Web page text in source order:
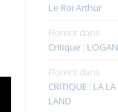
Le Roi Arthur
Florentdans
Critique : LOGAN
Florentdans
CRITIQUE : LA LA
LAND